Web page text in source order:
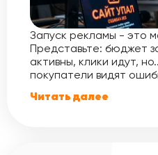
Запуск рекламы - это
Представьте: бюджет
активны, клики идут,
покупатели видят
Читать далее